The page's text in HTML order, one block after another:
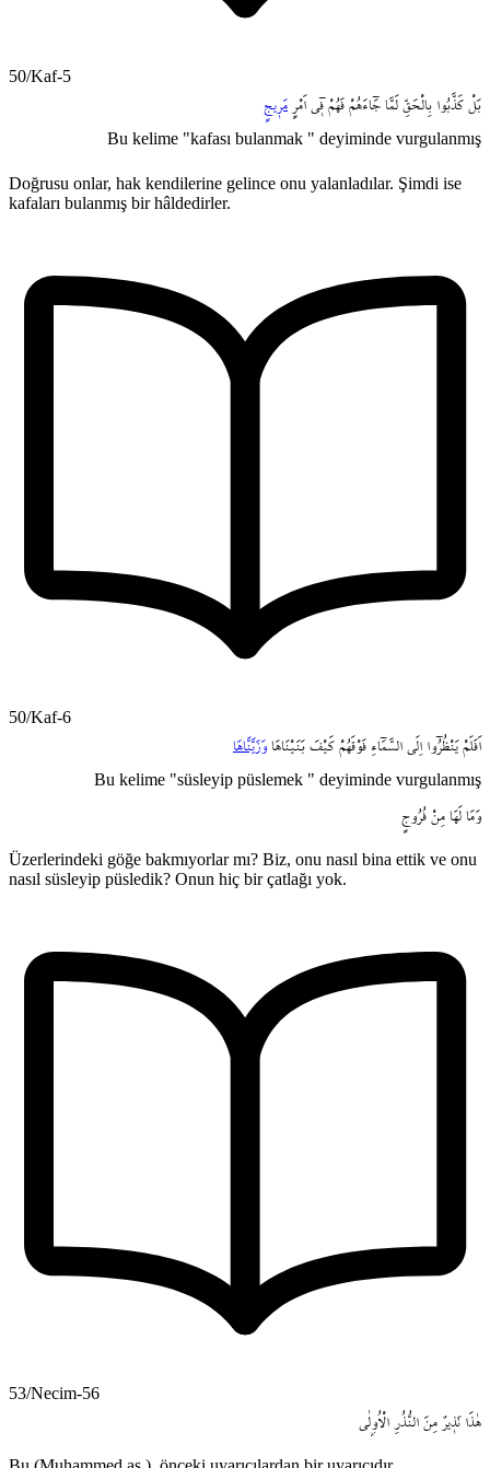
50/Kaf-5
بَلْ كَذَّبُوا بِالْحَقِّ لَمَّا جَٓاءَهُمْ فَهُمْ ف۪ٓي اَمْرٍ مَر۪يجٍ
Bu kelime "kafası bulanmak " deyiminde vurgulanmış
Doğrusu onlar, hak kendilerine gelince onu yalanladılar. Şimdi ise
kafaları bulanmış bir hâldedirler.
50/Kaf-6
اَفَلَمْ يَنْظُرُٓوا اِلَى السَّمَٓاءِ فَوْقَهُمْ كَيْفَ بَنَيْنَاهَا وَزَيَّنَّاهَا
Bu kelime "süsleyip püslemek " deyiminde vurgulanmış
وَمَا لَهَا مِنْ فُرُوجٍ
Üzerlerindeki göğe bakmıyorlar mı? Biz, onu nasıl bina ettik ve onu
nasıl süsleyip püsledik? Onun hiç bir çatlağı yok.
53/Necim-56
هٰذَا نَذ۪يرٌ مِنَ النُّذُرِ الْاُو۫لٰى